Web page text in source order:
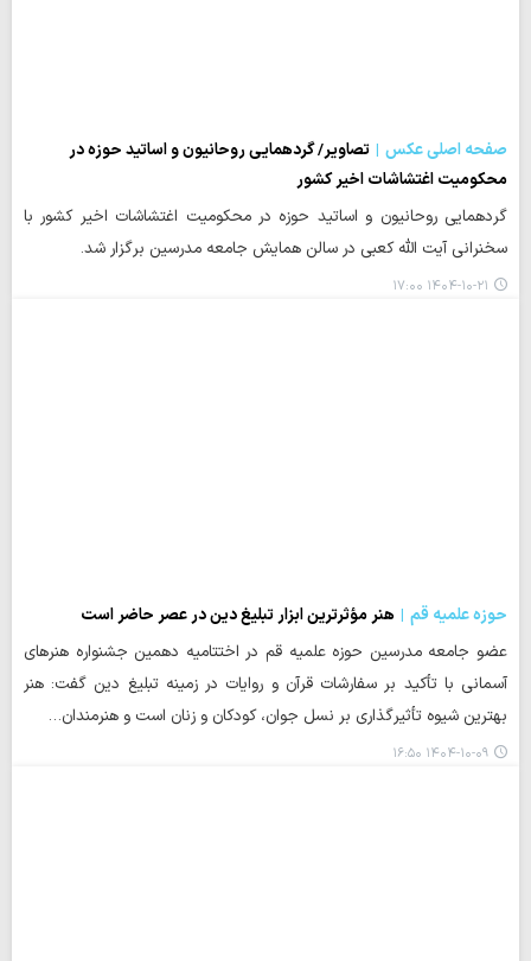
صفحه اصلی عکس
تصاویر/ گردهمایی روحانیون و اساتید حوزه در
محکومیت اغتشاشات اخیر کشور
گردهمایی روحانیون و اساتید حوزه در محکومیت اغتشاشات اخیر کشور با
سخنرانی آیت الله کعبی در سالن همایش جامعه مدرسین برگزار شد.
۱۴۰۴-۱۰-۲۱ ۱۷:۰۰
حوزه علمیه قم
هنر مؤثرترین ابزار تبلیغ دین در عصر حاضر است
عضو جامعه مدرسین حوزه علمیه قم در اختتامیه دهمین جشنواره هنرهای
آسمانی با تأکید بر سفارشات قرآن و روایات در زمینه تبلیغ دین گفت: هنر
بهترین شیوه تأثیرگذاری بر نسل جوان، کودکان و زنان است و هنرمندان…
۱۴۰۴-۱۰-۰۹ ۱۶:۵۰